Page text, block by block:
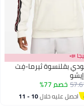
📣
بقلنسوة ثيرما-فِت
خصم 77%
احصل عليه خلال 10 - 11